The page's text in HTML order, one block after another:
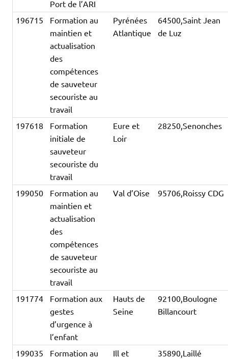
Port de l’ARI
196715
Formation au
maintien et
actualisation
des
compétences
de sauveteur
secouriste au
travail
Pyrénées
Atlantique
64500,Saint Jean
de Luz
197618
Formation
initiale de
sauveteur
secouriste du
travail
Eure et
Loir
28250,Senonches
199050
Formation au
maintien et
actualisation
des
compétences
de sauveteur
secouriste au
travail
Val d’Oise 95706,Roissy CDG
191774
Formation aux
gestes
d’urgence à
l’enfant
Hauts de
Seine
92100,Boulogne
Billancourt
199035
Formation au
Ill et
35890,Laillé